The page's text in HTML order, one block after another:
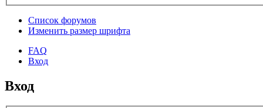
Список форумов
Изменить размер шрифта
FAQ
Вход
Вход